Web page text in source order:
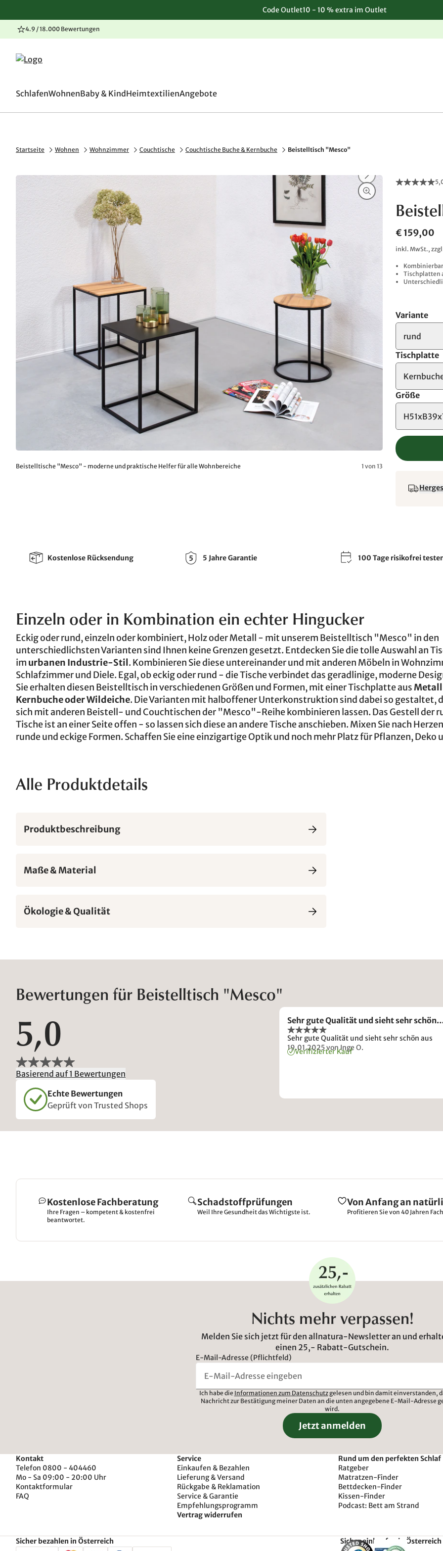
Zum Inhalt springen
Zur Navigation springen
Zum Seitenende springen
Code Outlet10 - 10 % extra im Outlet
4.9 / 18.000 Bewertungen
SchlafenWohnenBaby & Kind HeimtextilienAngebote
Startseite Wohnen Wohnzimmer Couchtische Couchtische Buche & Kernbuche Beistelltisch "Mesco"
Beistelltische "Mesco" - moderne und praktische Helfer für alle Wohnbereiche 1 von 13
€ 159,00
inkl. MwSt.,
Tischplatten
Variante
rund
Tischplatte
Größe
Kostenlose Rücksendung 5 Jahre Garantie 100 Tage risikofrei
Einzeln oder in Kombination ein echter Hingucker
Eckig oder rund, einzeln oder kombiniert, Holz oder Metall - mit unserem Beistelltisch "Mesco" in den
unterschiedlichsten Varianten sind Ihnen keine Grenzen gesetzt. Entdecken Sie die tolle Auswahl an
im urbanen Industrie-Stil. Kombinieren Sie diese untereinander und mit anderen Möbeln in
Schlafzimmer und Diele. Egal, ob eckig oder rund - die Tische verbindet das geradlinige, moderne
Sie erhalten diesen Beistelltisch in verschiedenen Größen und Formen, mit einer Tischplatte aus
Kernbuche oder Wildeiche. Die Varianten mit halboffener Unterkonstruktion sind dabei so gestaltet,
sich mit anderen Beistell- und Couchtischen der "Mesco"-Reihe kombinieren lassen. Das Gestell der
Tische ist an einer Seite offen - so lassen sich diese an andere Tische anschieben. Mixen Sie nach
runde und eckige Formen. Schaffen Sie eine einzigartige Optik und noch mehr Platz für Pflanzen, Deko
Alle Produktdetails
Produktbeschreibung
Maße & Material
Ökologie & Qualität
Bewertungen für Beistelltisch "Mesco"
5,0
Basierend auf 1 Bewertungen
Echte Bewertungen
Geprüft von Trusted Shops
Sehr gute Qualität und sieht sehr
Sehr gute Qualität und sieht sehr schön aus
19.01.2025von Inge O.
Verifizierter Kauf
Kostenlose Fachberatung
Ihre Fragen – kompetent & kostenfrei
beantwortet.
Schadstoffprüfungen
Weil Ihre Gesundheit das Wichtigste ist.
Von Anfang an
Profitieren Sie von 40 Jahren
Nichts mehr verpassen!
Melden Sie sich jetzt für den allnatura-Newsletter an und
einen 25,- Rabatt-Gutschein.
E-Mail-Adresse (Pflichtfeld)
Ich habe die Informationen zum Datenschutzgelesen und bin damit einverstanden,
Nachricht zur Bestätigung meiner Daten an die unten angegebene E-Mail-Adresse
wird.
Jetzt anmelden
Kontakt
Telefon 0800 - 404460
Mo - Sa 09:00 - 20:00 Uhr
Kontaktformular
FAQ
Service
Einkaufen & Bezahlen
Lieferung & Versand
Rückgabe & Reklamation
Service & Garantie
Empfehlungsprogramm
Vertrag widerrufen
Rund um den perfekten Schlaf
Ratgeber
Matratzen-Finder
Bettdecken-Finder
Kissen-Finder
Podcast: Bett am Strand
Sicher bezahlen in Österreich
Sicher einkaufen in Österreich